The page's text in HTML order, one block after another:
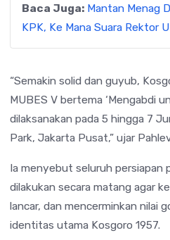
Baca Juga: Mantan Menag
KPK, Ke Mana Suara Rektor
“Semakin solid dan guyub,
MUBES V bertema ‘Mengabdi
dilaksanakan pada 5 hingga 7
Park, Jakarta Pusat,” ujar
Ia menyebut seluruh persiapan
dilakukan secara matang agar
lancar, dan mencerminkan nilai
identitas utama Kosgoro 1957.